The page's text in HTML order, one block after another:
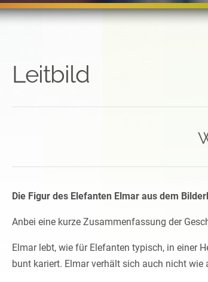
Leitbild
Die Figur des Elefanten Elmar aus dem
Anbei eine kurze Zusammenfassung der
Elmar lebt, wie für Elefanten typisch, in einer
bunt kariert. Elmar verhält sich auch nicht wie